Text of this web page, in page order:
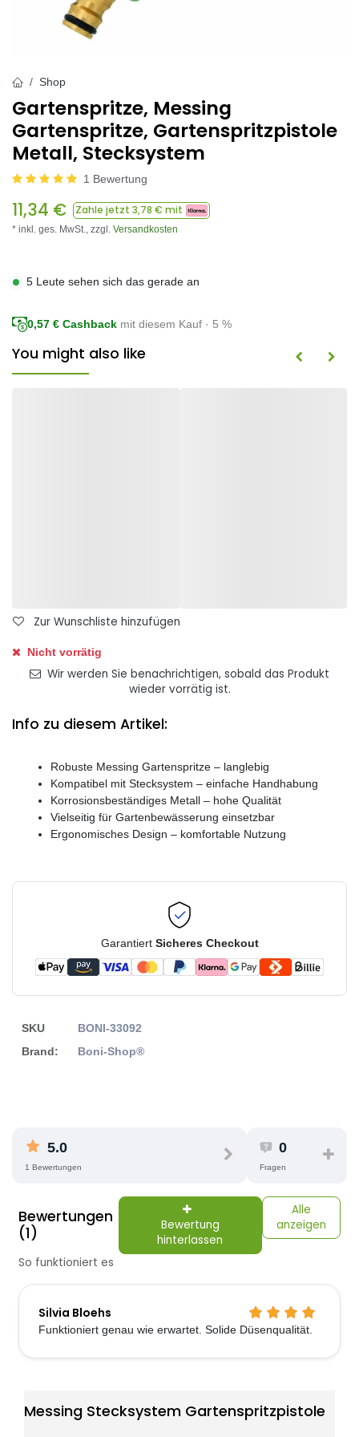
Shop
Gartenspritze, Messing
Gartenspritze, Gartenspritzpistole
Metall, Stecksystem
1 Bewertung
11,34 € Zahle jetzt 3,78 € mit
* inkl. ges. MwSt., zzgl. Versandkosten
5 Leute sehen sich das gerade an
0,57 € Cashback mit diesem Kauf · 5 %
You might also like
Zur Wunschliste hinzufügen
Nicht vorrätig
Wir werden Sie benachrichtigen, sobald das Produkt
wieder vorrätig ist.
Info zu diesem Artikel:
Robuste Messing Gartenspritze – langlebig
Kompatibel mit Stecksystem – einfache Handhabung
Korrosionsbeständiges Metall – hohe Qualität
Vielseitig für Gartenbewässerung einsetzbar
Ergonomisches Design – komfortable Nutzung
Garantiert Sicheres Checkout
SKU
BONI-33092
Brand:
Boni-Shop®
5.0
1 Bewertungen
0
Fragen
Bewertungen
(1)
Bewertung
hinterlassen
Alle
anzeigen
So funktioniert es
Silvia Bloehs
Funktioniert genau wie erwartet. Solide Düsenqualität.
Messing Stecksystem Gartenspritzpistole